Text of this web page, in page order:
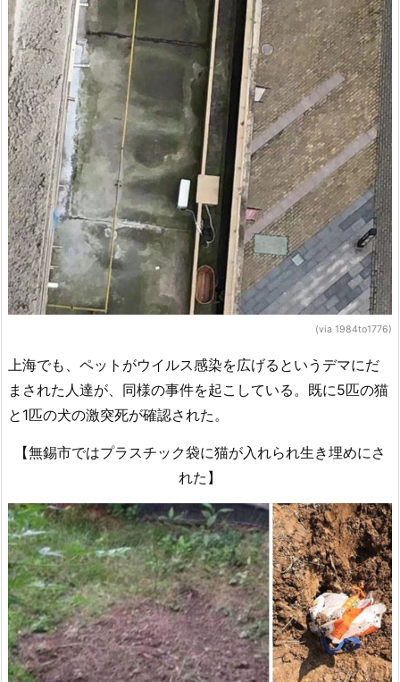
(via 1984to1776)
上海でも、ペットがウイルス感染を広げるというデマにだ
まされた人達が、同様の事件を起こしている。既に5匹の猫
と1匹の犬の激突死が確認された。
【無錫市ではプラスチック袋に猫が入れられ生き埋めにさ
れた】